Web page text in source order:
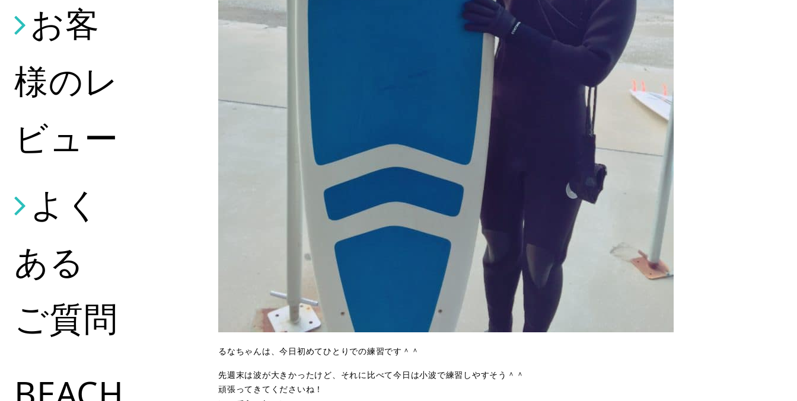
お客
様のレ
ビュー
よく
ある
ご質問
るなちゃんは、今日初めてひとりでの練習です＾＾
先週末は波が大きかったけど、それに比べて今日は小波で練習しやすそう＾＾
頑張ってきてくださいね！